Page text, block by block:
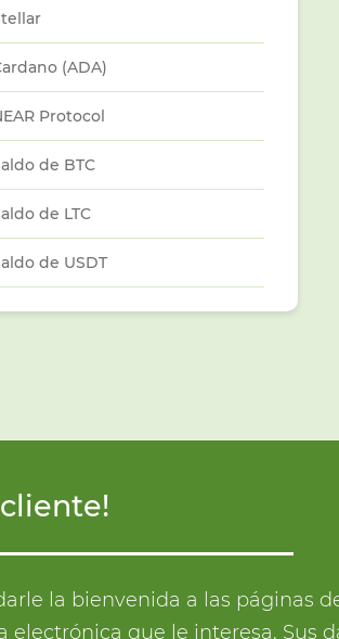
(ADA)
Protocol
de BTC
de LTC
de USDT
la bienvenida a las páginas
electrónica que le interesa. Sus